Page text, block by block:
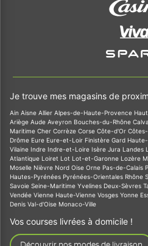
Je trouve mes magasins de
Ain Aisne Allier Alpes-de-Haute-Provence
Ariège Aude Aveyron Bouches-du-Rhône
Maritime Cher Corrèze Corse Côte-d'Or
Drôme Eure Eure-et-Loir Finistère Gard
Vilaine Indre Indre-et-Loire Isère Jura Landes
Atlantique Loiret Lot Lot-et-Garonne Lozère
Moselle Nièvre Nord Oise Orne Pas-de-Calais
Hautes-Pyrénées Pyrénées-Orientales Rhône
Savoie Seine-Maritime Yvelines Deux-Sèvres
Vendée Vienne Haute-Vienne Vosges Yonne
Denis Val-d'Oise Monaco-Ville
Vos courses livrées à domicile !